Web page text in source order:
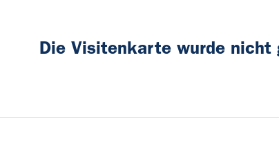
Die Visitenkarte wurde nicht